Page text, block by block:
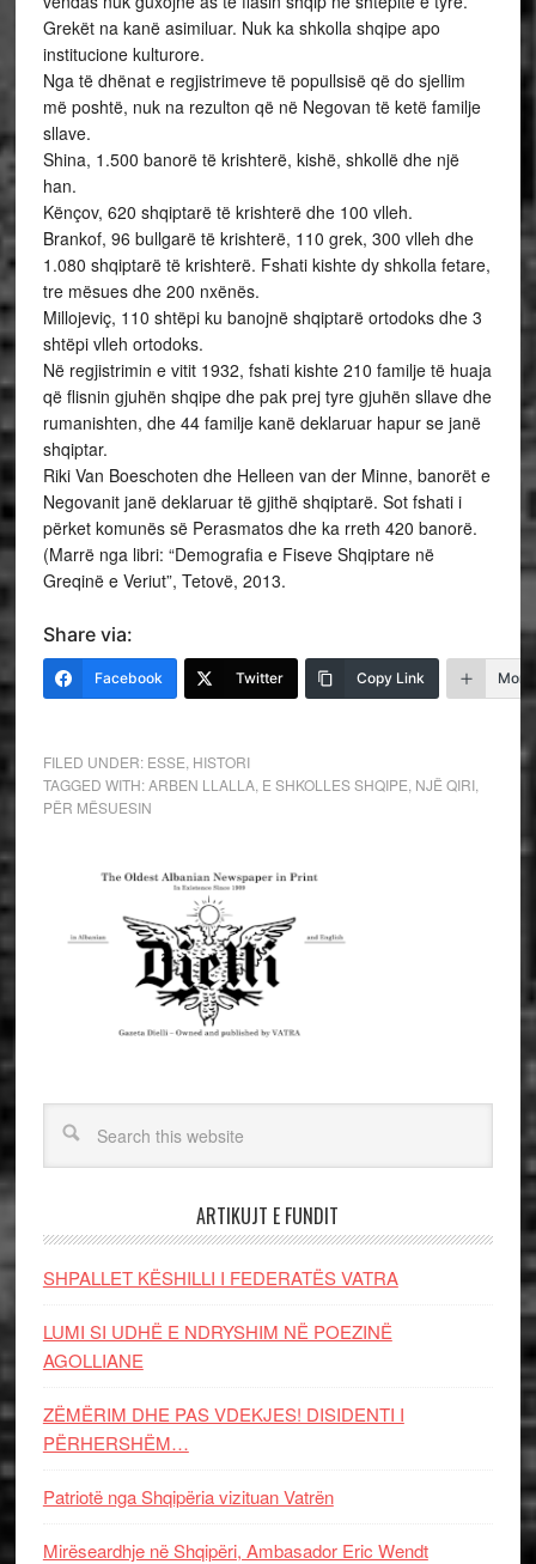
Grekët na kanë asimiluar. Nuk ka shkolla shqipe apo
institucione kulturore.
Nga të dhënat e regjistrimeve të popullsisë që do sjellim
më poshtë, nuk na rezulton që në Negovan të ketë familje
sllave.
Shina, 1.500 banorë të krishterë, kishë, shkollë dhe një
han.
Kënçov, 620 shqiptarë të krishterë dhe 100 vlleh.
Brankof, 96 bullgarë të krishterë, 110 grek, 300 vlleh dhe
1.080 shqiptarë të krishterë. Fshati kishte dy shkolla fetare,
tre mësues dhe 200 nxënës.
Millojeviç, 110 shtëpi ku banojnë shqiptarë ortodoks dhe 3
shtëpi vlleh ortodoks.
Në regjistrimin e vitit 1932, fshati kishte 210 familje të huaja
që flisnin gjuhën shqipe dhe pak prej tyre gjuhën sllave dhe
rumanishten, dhe 44 familje kanë deklaruar hapur se janë
shqiptar.
Riki Van Boeschoten dhe Helleen van der Minne, banorët e
Negovanit janë deklaruar të gjithë shqiptarë. Sot fshati i
përket komunës së Perasmatos dhe ka rreth 420 banorë.
(Marrë nga libri: “Demografia e Fiseve Shqiptare në
Greqinë e Veriut”, Tetovë, 2013.
Share via:
Facebook Twitter Copy Link More
FILED UNDER: ESSE HISTORI
TAGGED WITH:ARBEN LLALLA, E SHKOLLES SHQIPE NJË QIRI,
PËR MËSUESIN
ARTIKUJT E FUNDIT
SHPALLET KËSHILLI I FEDERATËS VATRA
LUMI SI UDHË E NDRYSHIM NË POEZINË
AGOLLIANE
ZËMËRIM DHE PAS VDEKJES! DISIDENTI I
PËRHERSHËM…
Patriotë nga Shqipëria vizituan Vatrën
Mirëseardhje në Shqipëri, Ambasador Eric Wendt